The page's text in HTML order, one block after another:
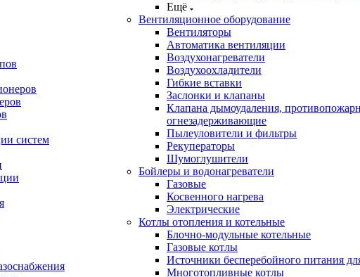
систем
Ещё
Вентиляционное оборудование
Вентиляторы
Автоматика вентиляции
Воздухонагреватели
Воздухоохладители
Гибкие вставки
Заслонки и клапаны
Клапана дымоудаления,
огнезадерживающие
Пылеуловители и фильтры
Рекуператоры
Шумоглушители
Бойлеры и водонагреватели
Газовые
Косвенного нагрева
Электрические
Котлы отопления и котельные
Блочно-модульные котельные
Газовые котлы
Источники бесперебойного питания
Многотопливные котлы